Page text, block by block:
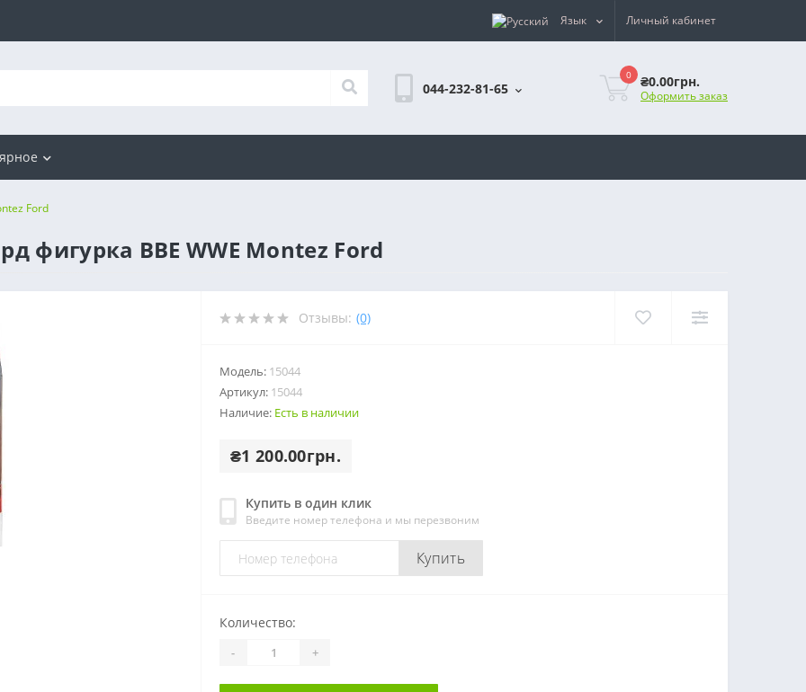
Язык Личный кабинет
044-232-81-65
0 ₴0.00грн.
Оформить заказ
Ford
фигурка ВВЕ WWE Montez Ford
Отзывы: (0)
Модель: 15044
Артикул: 15044
Наличие: Есть в наличии
₴1 200.00грн.
Купить в один клик
Введите номер телефона и мы перезвоним
Купить
Количество:
- +